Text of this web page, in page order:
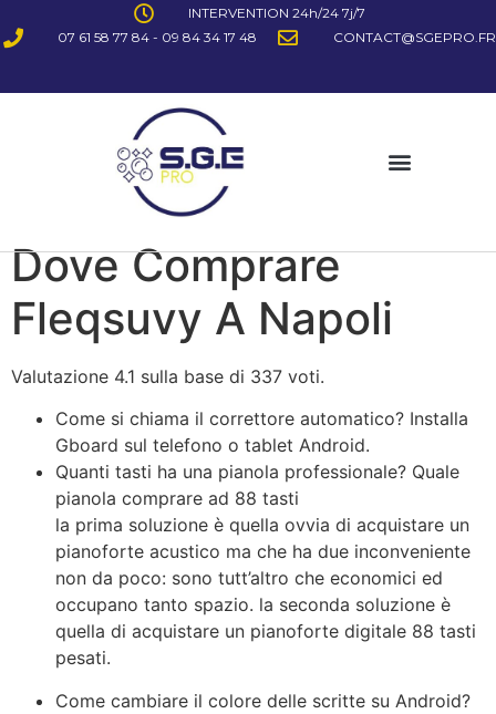
INTERVENTION 24h/24 7j/7
07 61 58 77 84 - 09 84 34 17 48
CONTACT@SGEPRO.FR
Dove Comprare
Fleqsuvy A Napoli
Valutazione 4.1 sulla base di 337 voti.
Come si chiama il correttore automatico? Installa
Gboard sul telefono o tablet Android.
Quanti tasti ha una pianola professionale? Quale
pianola comprare ad 88 tasti
la prima soluzione è quella ovvia di acquistare un
pianoforte acustico ma che ha due inconveniente
non da poco: sono tutt’altro che economici ed
occupano tanto spazio. la seconda soluzione è
quella di acquistare un pianoforte digitale 88 tasti
pesati.
Come cambiare il colore delle scritte su Android?